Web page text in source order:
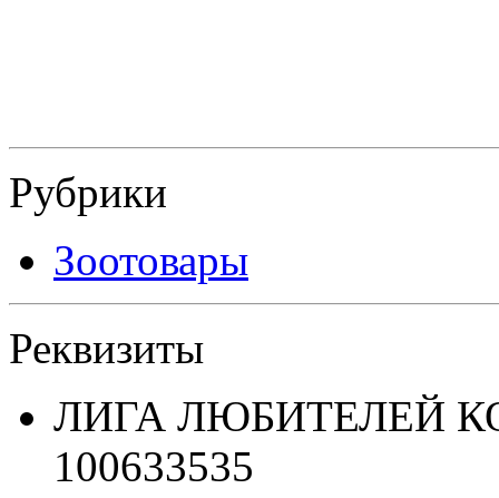
Рубрики
Зоотовары
Реквизиты
ЛИГА ЛЮБИТЕЛЕЙ
100633535